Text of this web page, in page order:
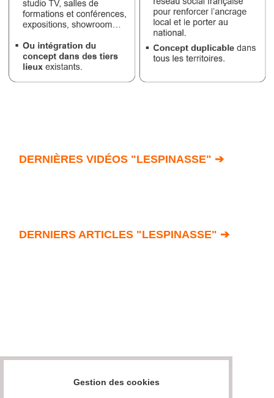
DERNIÈRES VIDÉOS "LESPINASSE" ➔
DERNIERS ARTICLES "LESPINASSE" ➔
Gestion des cookies